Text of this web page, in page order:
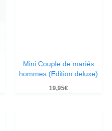
Mini Couple de mariés
hommes (Edition deluxe)
19,95€